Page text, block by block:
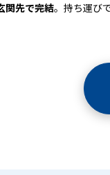
関先で完結。持ち運び